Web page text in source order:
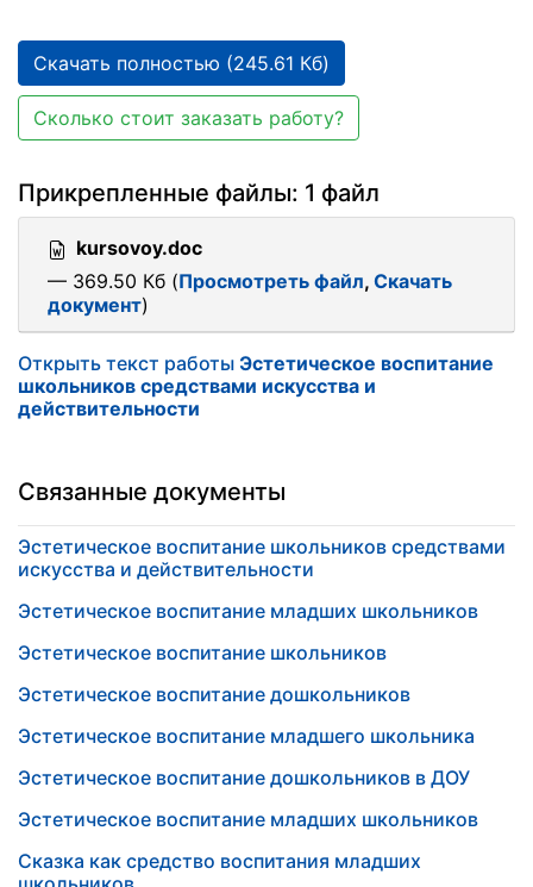
Скачать полностью (245.61 Кб)
Сколько стоит заказать работу?
Прикрепленные файлы: 1 файл
kursovoy.doc
— 369.50 Кб (Просмотреть файл, Скачать
документ)
Открыть текст работы Эстетическое воспитание
школьников средствами искусства и
действительности
Связанные документы
Эстетическое воспитание школьников средствами
искусства и действительности
Эстетическое воспитание младших школьников
Эстетическое воспитание школьников
Эстетическое воспитание дошкольников
Эстетическое воспитание младшего школьника
Эстетическое воспитание дошкольников в ДОУ
Эстетическое воспитание младших школьников
Сказка как средство воспитания младших